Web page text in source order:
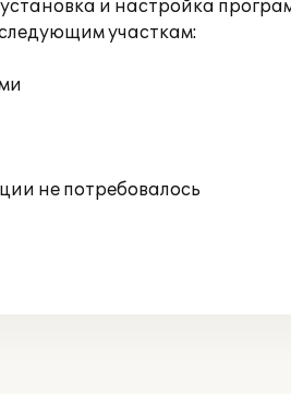
и настройка
участкам:
не потребовалось